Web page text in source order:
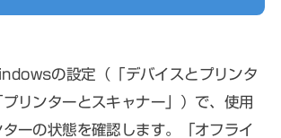
の設定（「デバイスとプリンタ
リンターとスキャナー」）で、使用
ターの状態を確認します。「オフライ